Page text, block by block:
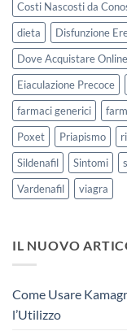
Costi Nascosti da
dieta
Disfunzione
Dove Acquistare
Eiaculazione Precoce
farmaci generici
Poxet
Priapismo
Sildenafil
Sintomi
Vardenafil
viagra
IL NUOVO
Come Usare
l’Utilizzo